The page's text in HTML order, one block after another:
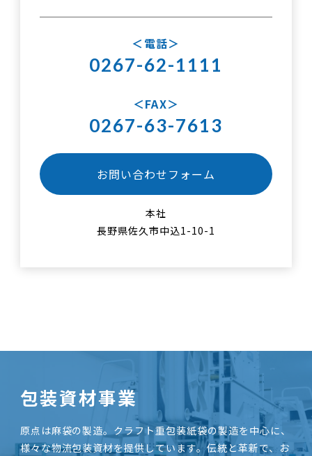
電話
0267-62-1111
FAX
0267-63-7613
お問い合わせフォーム
本社
長野県佐久市中込1-10-1
包装資材事業
原点は麻袋の製造。クラフト重包装紙袋の製造を中心に、
様々な物流包装資材を提供しています。伝統と革新で、お